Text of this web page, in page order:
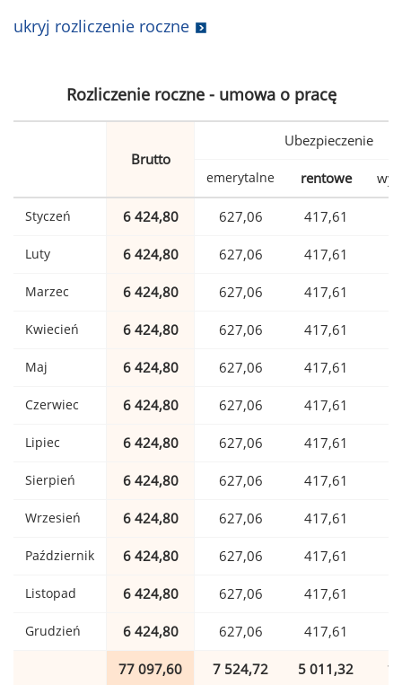
ukryj rozliczenie roczne
Rozliczenie roczne - umowa o pracę
Brutto
Ubezpieczenie
emerytalne rentowe
Styczeń 6 424,80 627,06 417,61
Luty 6 424,80 627,06 417,61
Marzec 6 424,80 627,06 417,61
Kwiecień 6 424,80 627,06 417,61
Maj 6 424,80 627,06 417,61
Czerwiec 6 424,80 627,06 417,61
Lipiec 6 424,80 627,06 417,61
Sierpień 6 424,80 627,06 417,61
Wrzesień 6 424,80 627,06 417,61
Październik 6 424,80 627,06 417,61
Listopad 6 424,80 627,06 417,61
Grudzień 6 424,80 627,06 417,61
77 097,60 7 524,72 5 011,32 1